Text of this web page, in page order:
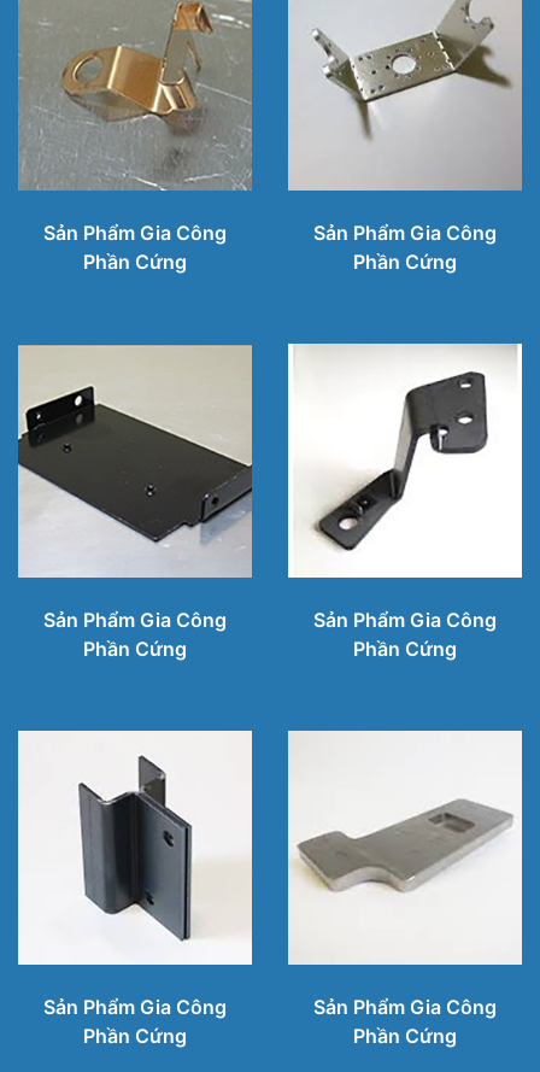
Sản Phẩm Gia Công
Phần Cứng
Sản Phẩm Gia Công
Phần Cứng
Sản Phẩm Gia Công
Phần Cứng
Sản Phẩm Gia Công
Phần Cứng
Sản Phẩm Gia Công
Phần Cứng
Sản Phẩm Gia Công
Phần Cứng